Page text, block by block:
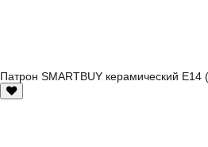
Патрон SMARTBUY керамический